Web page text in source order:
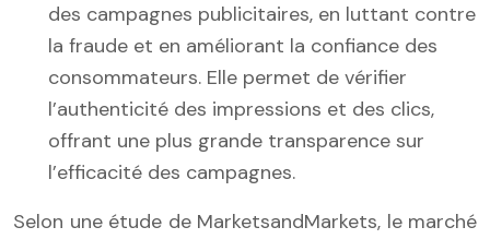
des campagnes publicitaires, en luttant contre
la fraude et en améliorant la confiance des
consommateurs. Elle permet de vérifier
l’authenticité des impressions et des clics,
offrant une plus grande transparence sur
l’efficacité des campagnes.
Selon une étude de MarketsandMarkets, le marché